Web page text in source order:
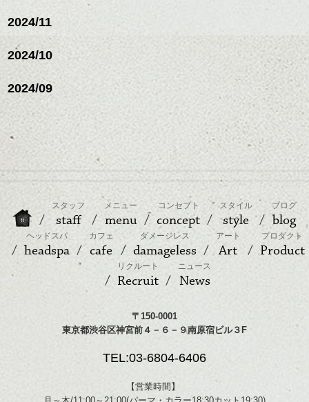
2024/11
2024/10
2024/09
スタッフ
staff
メニュー
menu
コンセプト
concept
スタイル
style
ブログ
blog
ヘッドスパ
headspa
カフェ
cafe
ダメージレス
damageless
アート
Art
プロダクト
Product
リクルート
Recruit
ニュース
News
〒150-0001
東京都渋谷区神宮前４－６－９南原宿ビル３F
TEL:03-6804-6406
【営業時間】